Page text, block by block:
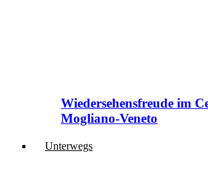
Wiedersehensfreude im
Mogliano-Veneto
Unterwegs